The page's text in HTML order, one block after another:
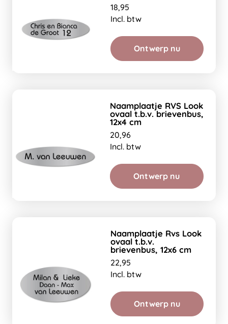
18,95
Incl. btw
Ontwerp nu
Naamplaatje RVS Look
ovaal t.b.v. brievenbus,
12x4 cm
20,96
Incl. btw
Ontwerp nu
Naamplaatje Rvs Look
ovaal t.b.v.
brievenbus, 12x6 cm
22,95
Incl. btw
Ontwerp nu